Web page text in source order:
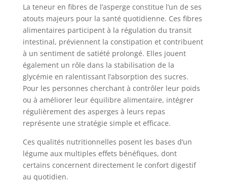
La teneur en fibres de l’asperge constitue l’un de ses
atouts majeurs pour la santé quotidienne. Ces fibres
alimentaires participent à la régulation du transit
intestinal, préviennent la constipation et contribuent
à un sentiment de satiété prolongé. Elles jouent
également un rôle dans la stabilisation de la
glycémie en ralentissant l’absorption des sucres.
Pour les personnes cherchant à contrôler leur poids
ou à améliorer leur équilibre alimentaire, intégrer
régulièrement des asperges à leurs repas
représente une stratégie simple et efficace.
Ces qualités nutritionnelles posent les bases d’un
légume aux multiples effets bénéfiques, dont
certains concernent directement le confort digestif
au quotidien.